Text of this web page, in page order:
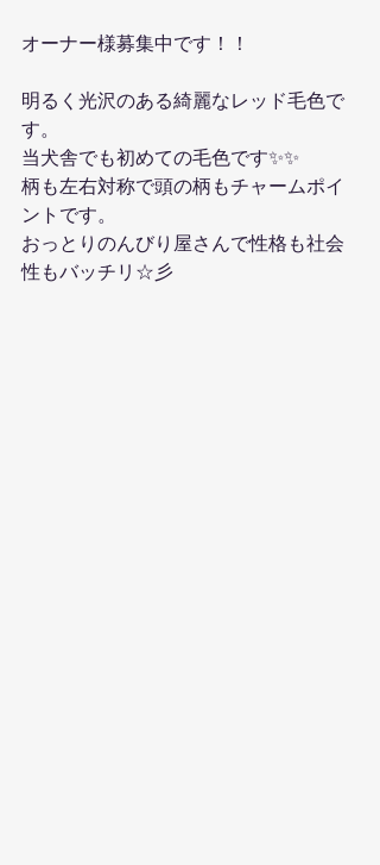
オーナー様募集中です！！
明るく光沢のある綺麗なレッド毛色で
す。
当犬舎でも初めての毛色です✨✨
柄も左右対称で頭の柄もチャームポイ
ントです。
おっとりのんびり屋さんで性格も社会
性もバッチリ☆彡